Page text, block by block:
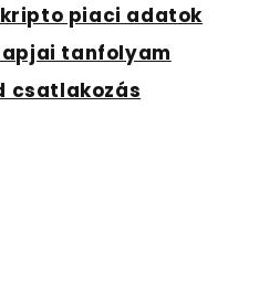
piaci adatok
tanfolyam
csatlakozás